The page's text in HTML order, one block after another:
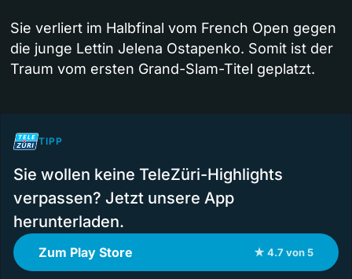
Sie verliert im Halbfinal vom French Open gegen
die junge Lettin Jelena Ostapenko. Somit ist der
Traum vom ersten Grand-Slam-Titel geplatzt.
TIPP
Sie wollen keine TeleZüri-Highlights
verpassen? Jetzt unsere App
herunterladen.
Zum Play Store ★ 4.7 von 5